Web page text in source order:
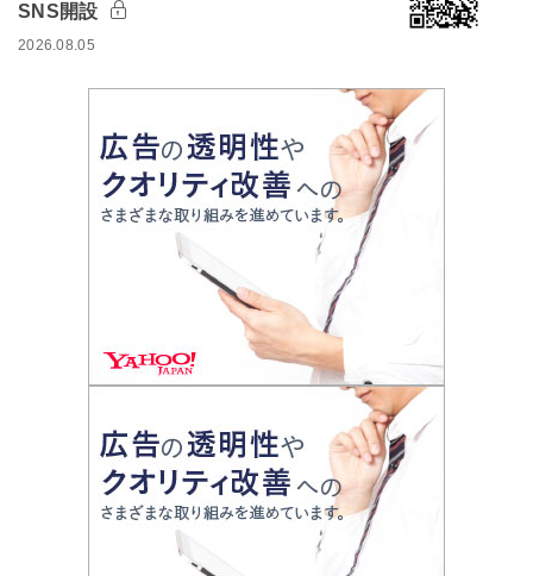
SNS開設
2026.08.05